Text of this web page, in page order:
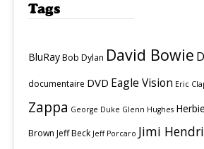
Tags
BluRayBob Dylan David Bowie
documentaire DVD Eagle Vision Eric
Zappa George Duke Glenn Hughes
Brown Jeff Beck Jeff Porcaro Jimi